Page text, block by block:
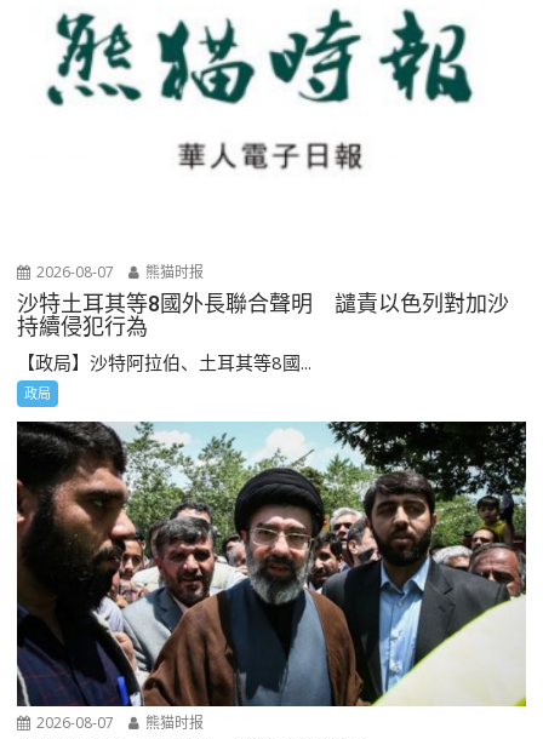
2026-08-07 熊猫时报
沙特土耳其等8國外長聯合聲明 譴責以色列對加沙
持續侵犯行為
【政局】沙特阿拉伯、土耳其等8國...
政局
2026-08-07 熊猫时报